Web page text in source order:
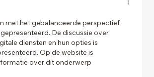
met het gebalanceerde perspectief
De discussie over
diensten en hun opties is
Op de website is
over dit onderwerp